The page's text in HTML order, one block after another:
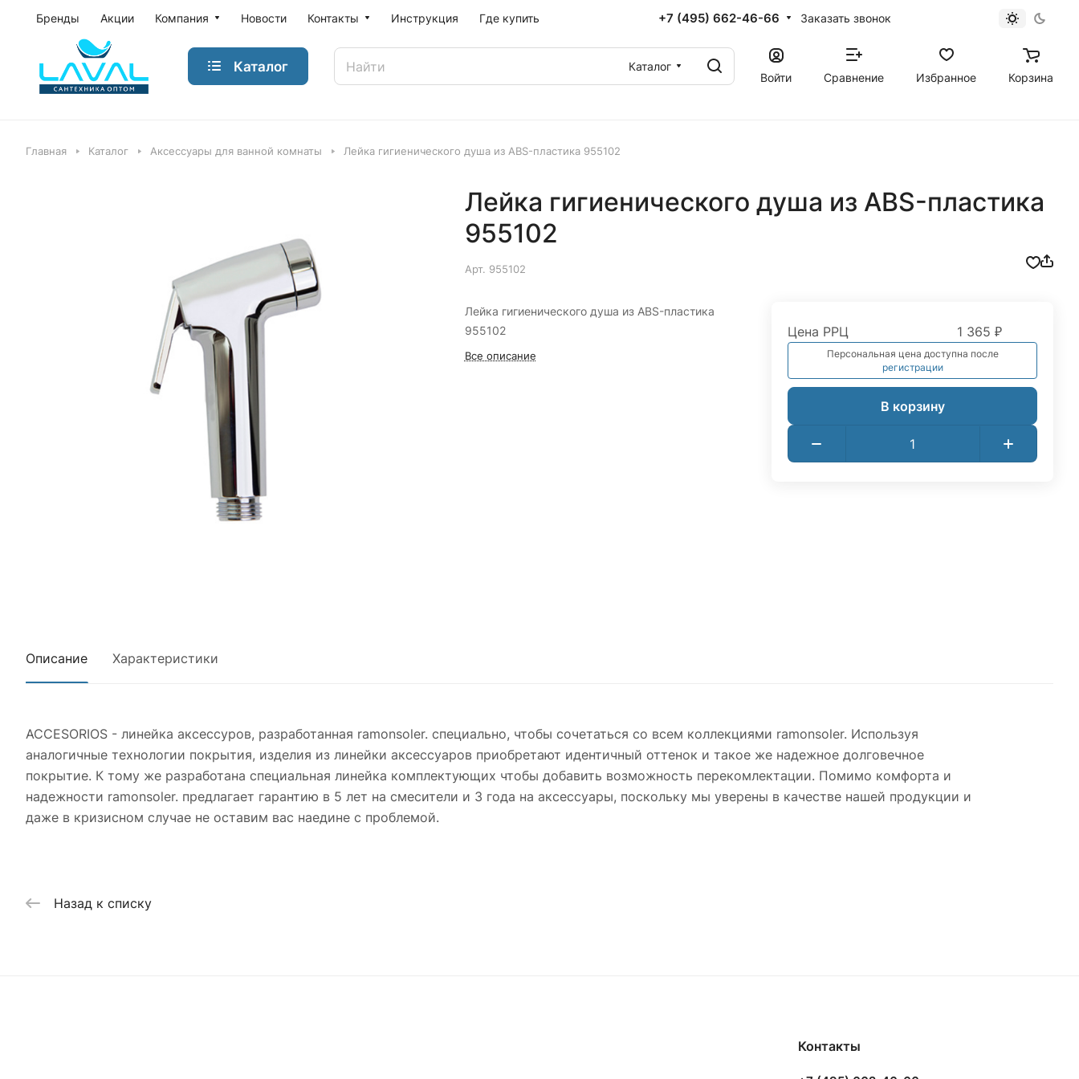
Бренды Акции Компания Новости Контакты Инструкция Где купить +7 (495) 662-46-66 Заказать звонок
Каталог
Каталог
Войти
Сравнение Избранное Корзина
Главная Каталог Аксессуары для ванной комнаты Лейка гигиенического душа из ABS-пластика 955102
Лейка гигиенического душа из ABS-пластика
955102
Арт. 955102
Лейка гигиенического душа из ABS-пластика
955102
Все описание
Цена РРЦ 1 365 ₽
Персональная цена доступна после
регистрации
В корзину
Описание Характеристики
ACCESORIOS - линейка аксессуров, разработанная ramonsoler. специально, чтобы сочетаться со всем коллекциями ramonsoler. Используя
аналогичные технологии покрытия, изделия из линейки аксессуаров приобретают идентичный оттенок и такое же надежное долговечное
покрытие. К тому же разработана специальная линейка комплектующих чтобы добавить возможность перекомлектации. Помимо комфорта и
надежности ramonsoler. предлагает гарантию в 5 лет на смесители и 3 года на аксессуары, поскольку мы уверены в качестве нашей продукции и
даже в кризисном случае не оставим вас наедине с проблемой.
Назад к списку
Контакты